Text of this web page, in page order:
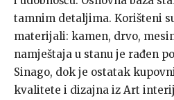
tamnim detaljima. Korišteni
materijali: kamen, drvo,
namještaja u stanu je rađen
Sinago, dok je ostatak
kvalitete i dizajna iz Art